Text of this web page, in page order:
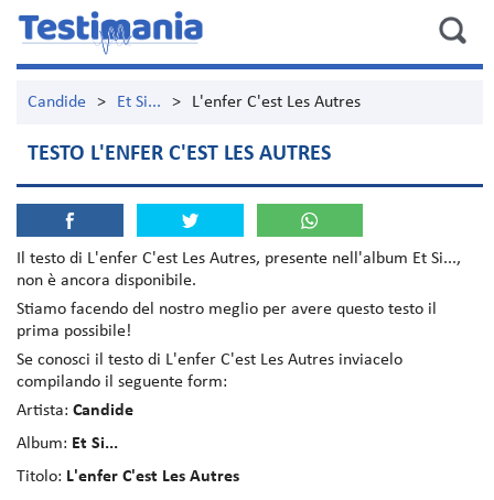
Candide > Et Si... > L'enfer C'est Les Autres
TESTO L'ENFER C'EST LES AUTRES
Il testo di L'enfer C'est Les Autres, presente nell'album Et Si...,
non è ancora disponibile.
Stiamo facendo del nostro meglio per avere questo testo il
prima possibile!
Se conosci il testo di L'enfer C'est Les Autres inviacelo
compilando il seguente form:
Artista: Candide
Album: Et Si...
Titolo: L'enfer C'est Les Autres